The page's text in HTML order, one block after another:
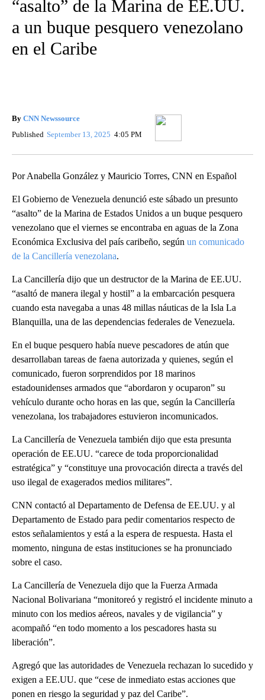
“asalto” de la Marina de EE.UU.
a un buque pesquero venezolano
en el Caribe
By CNN Newssource
Published September 13, 2025 4:05 PM
Por Anabella González y Mauricio Torres, CNN en Español
El Gobierno de Venezuela denunció este sábado un presunto
“asalto” de la Marina de Estados Unidos a un buque pesquero
venezolano que el viernes se encontraba en aguas de la Zona
Económica Exclusiva del país caribeño, según un comunicado
de la Cancillería venezolana.
La Cancillería dijo que un destructor de la Marina de EE.UU.
“asaltó de manera ilegal y hostil” a la embarcación pesquera
cuando esta navegaba a unas 48 millas náuticas de la Isla La
Blanquilla, una de las dependencias federales de Venezuela.
En el buque pesquero había nueve pescadores de atún que
desarrollaban tareas de faena autorizada y quienes, según el
comunicado, fueron sorprendidos por 18 marinos
estadounidenses armados que “abordaron y ocuparon” su
vehículo durante ocho horas en las que, según la Cancillería
venezolana, los trabajadores estuvieron incomunicados.
La Cancillería de Venezuela también dijo que esta presunta
operación de EE.UU. “carece de toda proporcionalidad
estratégica” y “constituye una provocación directa a través del
uso ilegal de exagerados medios militares”.
CNN contactó al Departamento de Defensa de EE.UU. y al
Departamento de Estado para pedir comentarios respecto de
estos señalamientos y está a la espera de respuesta. Hasta el
momento, ninguna de estas instituciones se ha pronunciado
sobre el caso.
La Cancillería de Venezuela dijo que la Fuerza Armada
Nacional Bolivariana “monitoreó y registró el incidente minuto a
minuto con los medios aéreos, navales y de vigilancia” y
acompañó “en todo momento a los pescadores hasta su
liberación”.
Agregó que las autoridades de Venezuela rechazan lo sucedido y
exigen a EE.UU. que “cese de inmediato estas acciones que
ponen en riesgo la seguridad y paz del Caribe”.